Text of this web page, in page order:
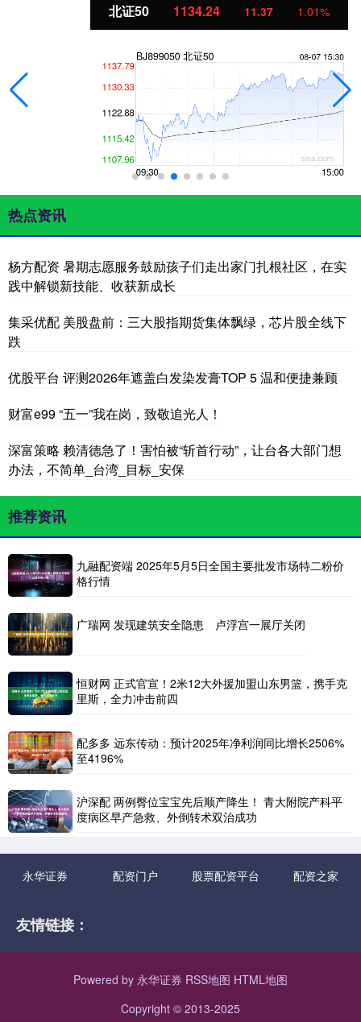
北证50 1134.24 11.37 1.01%
热点资讯
杨方配资 暑期志愿服务鼓励孩子们走出家门扎根社区，在实
践中解锁新技能、收获新成长
集采优配 美股盘前：三大股指期货集体飘绿，芯片股全线下
跌
优股平台 评测2026年遮盖白发染发膏TOP 5 温和便捷兼顾
财富e99 “五一”我在岗，致敬追光人！
深富策略 赖清德急了！害怕被“斩首行动”，让台各大部门想
办法，不简单_台湾_目标_安保
推荐资讯
九融配资端 2025年5月5日全国主要批发市场特二粉价
格行情
广瑞网 发现建筑安全隐患 卢浮宫一展厅关闭
恒财网 正式官宣！2米12大外援加盟山东男篮，携手克
里斯，全力冲击前四
配多多 远东传动：预计2025年净利润同比增长2506%
至4196%
沪深配 两例臀位宝宝先后顺产降生！ 青大附院产科平
度病区早产急救、外倒转术双治成功
永华证券 配资门户 股票配资平台 配资之家
友情链接：
Powered by 永华证券 RSS地图 HTML地图
Copyright © 2013-2025